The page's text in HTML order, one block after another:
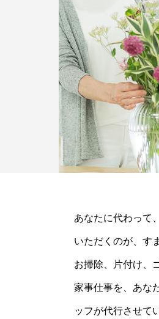
あなたに代わって
いただくのが、す
お掃除、片付け、
家事仕事を、あな
ッフが代行させて